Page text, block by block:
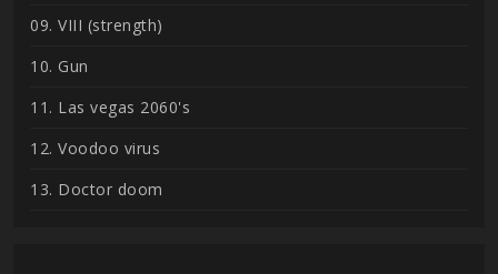
09. VIII (strength)
10. Gun
11. Las vegas 2060's
12. Voodoo virus
13. Doctor doom